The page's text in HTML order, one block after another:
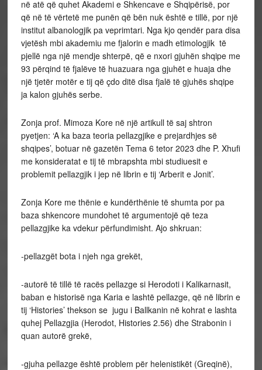
në atë që quhet Akademi e Shkencave e Shqipërisë, por
që në të vërtetë me punën që bën nuk është e tillë, por një
institut albanologjik pa veprimtari. Nga kjo qendër para disa
vjetësh mbi akademiu me fjalorin e madh etimologjik të
pjellë nga një mendje shterpë, që e nxori gjuhën shqipe me
93 përqind të fjalëve të huazuara nga gjuhët e huaja dhe
një tjetër motër e tij që çdo ditë disa fjalë të gjuhës shqipe
ja kalon gjuhës serbe.
Zonja prof. Mimoza Kore në një artikull të saj shtron
pyetjen: ‘A ka baza teoria pellazgjike e prejardhjes së
shqipes’, botuar në gazetën Tema 6 tetor 2023 dhe P. Xhufi
me konsideratat e tij të mbrapshta mbi studiuesit e
problemit pellazgjik i jep në librin e tij ‘Arberit e Jonit’.
Zonja Kore me thënie e kundërthënie të shumta por pa
baza shkencore mundohet të argumentojë që teza
pellazgjike ka vdekur përfundimisht. Ajo shkruan:
-pellazgët bota i njeh nga grekët,
-autorë të tillë të racës pellazge si Herodoti i Kalikarnasit,
baban e historisë nga Karia e lashtë pellazge, që në librin e
tij ‘Histories’ thekson se jugu i Ballkanin në kohrat e lashta
quhej Pellazgjia (Herodot, Histories 2.56) dhe Strabonin i
quan autorë grekë,
-gjuha pellazge është problem për helenistikët (Greqinë),